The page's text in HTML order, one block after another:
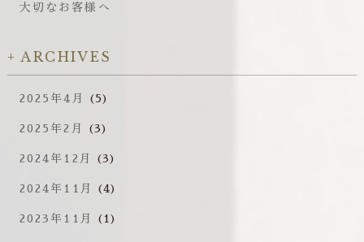
大切なお客様へ
ARCHIVES
2025年4月 (5)
2025年2月 (3)
2024年12月 (3)
2024年11月 (4)
2023年11月 (1)